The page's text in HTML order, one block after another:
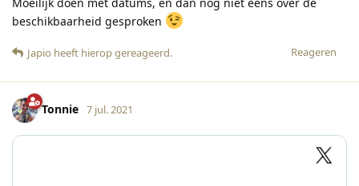
beschikbaarheid gesproken
Reageren
Japio heeft hierop gereageerd.
Tonnie 7 jul. 2021